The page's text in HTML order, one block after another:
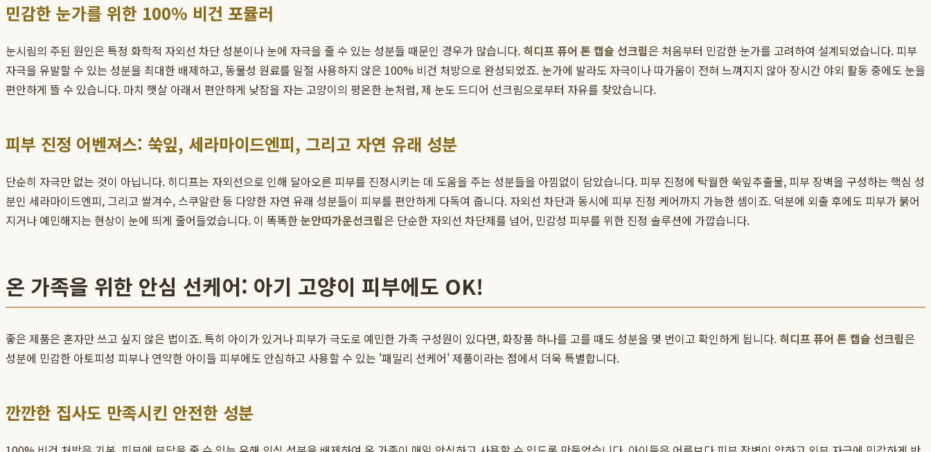
민감한 눈가를 위한 100% 비건 포뮬러
눈시림의 주된 원인은 특정 화학적 자외선 차단 성분이나 눈에 자극을 줄 수 있는 성분들 때문인 경우가 많습니다. 히디프 퓨어 톤 캡슐 선크림은 처음부터 민감한 눈가를 고려하여 설계되었습니다. 피부
자극을 유발할 수 있는 성분을 최대한 배제하고, 동물성 원료를 일절 사용하지 않은 100% 비건 처방으로 완성되었죠. 눈가에 발라도 자극이나 따가움이 전혀 느껴지지 않아 장시간 야외 활동 중에도 눈을
편안하게 뜰 수 있습니다. 마치 햇살 아래서 편안하게 낮잠을 자는 고양이의 평온한 눈처럼, 제 눈도 드디어 선크림으로부터 자유를 찾았습니다.
피부 진정 어벤져스: 쑥잎, 세라마이드엔피, 그리고 자연 유래 성분
단순히 자극만 없는 것이 아닙니다. 히디프는 자외선으로 인해 달아오른 피부를 진정시키는 데 도움을 주는 성분들을 아낌없이 담았습니다. 피부 진정에 탁월한 쑥잎추출물, 피부 장벽을 구성하는 핵심 성
분인 세라마이드엔피, 그리고 쌀겨수, 스쿠알란 등 다양한 자연 유래 성분들이 피부를 편안하게 다독여 줍니다. 자외선 차단과 동시에 피부 진정 케어까지 가능한 셈이죠. 덕분에 외출 후에도 피부가 붉어
지거나 예민해지는 현상이 눈에 띄게 줄어들었습니다. 이 똑똑한눈안따가운선크림은 단순한 자외선 차단제를 넘어, 민감성 피부를 위한 진정 솔루션에 가깝습니다.
온 가족을 위한 안심 선케어: 아기 고양이 피부에도 OK!
좋은 제품은 혼자만 쓰고 싶지 않은 법이죠. 특히 아이가 있거나 피부가 극도로 예민한 가족 구성원이 있다면, 화장품 하나를 고를 때도 성분을 몇 번이고 확인하게 됩니다. 히디프 퓨어 톤 캡슐 선크림은
성분에 민감한 아토피성 피부나 연약한 아이들 피부에도 안심하고 사용할 수 있는 '패밀리 선케어' 제품이라는 점에서 더욱 특별합니다.
깐깐한 집사도 만족시킨 안전한 성분